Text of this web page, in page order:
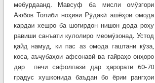
мебурдаанд. Мавсуф ба мисли омӯзгори
Аюбов Толиби ноҳияи Рӯдакӣ ашёҳои омода
кардаи хешро ба шогирдон нишон дода роҳу
равиши санъати кулолиро меомӯзонад. Устод
қайд намуд, ки пас аз омода гаштани кӯза,
коса, аъҷубаҳои афсонавӣ ва ғайраҳо онҳоро
дар печи сафолпазӣ дар ҳарорати 60-70
градус хушконида баъдан бо ёрии рангҳои